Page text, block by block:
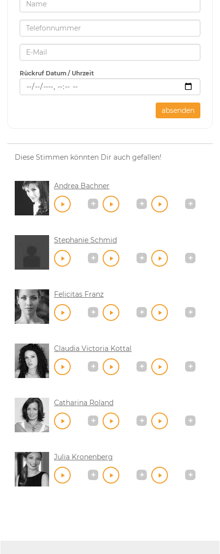
Rückruf Datum / Uhrzeit
absenden
Diese Stimmen könnten Dir auch gefallen!
Andrea Bachner
Stephanie Schmid
Felicitas Franz
Claudia Victoria Kottal
Catharina Roland
Julia Kronenberg